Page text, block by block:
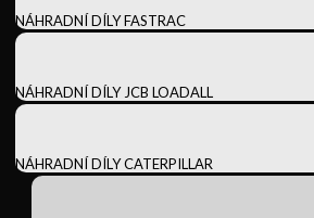
NÁHRADNÍ DÍLY FASTRAC
NÁHRADNÍ DÍLY JCB LOADALL
NÁHRADNÍ DÍLY CATERPILLAR